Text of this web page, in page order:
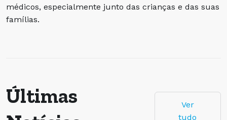
médicos, especialmente junto das crianças e das suas
famílias.
Últimas
Ver
tudo